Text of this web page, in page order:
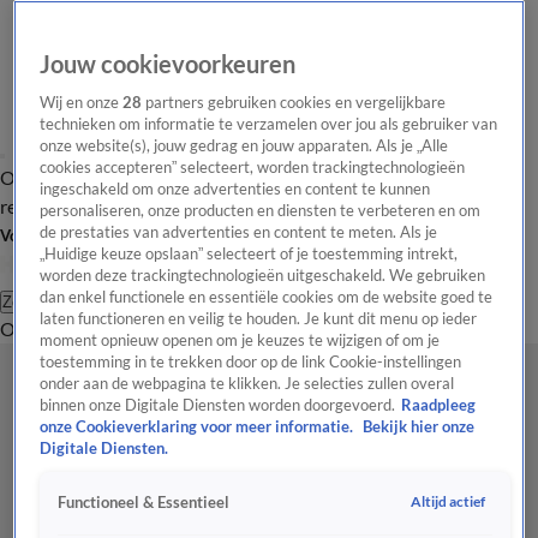
Overzicht Laatste nieuws Regionieuws Het beste van Hart
Tip de
redactie
Volg Hart van Nederland
Zoeken
OverzichtRegioUitzendingenWeerTip de redactiePanelVideo's
Jouw cookievoorkeuren
Wij en onze28 partners gebruiken cookies en vergelijkbare
technieken om informatie te verzamelen over jou als gebruiker van
onze website(s), jouw gedrag en jouw apparaten. Als je „Alle
cookies accepteren” selecteert, worden trackingtechnologieën
ingeschakeld om onze advertenties en content te kunnen
personaliseren, onze producten en diensten te verbeteren en om
de prestaties van advertenties en content te meten. Als je
„Huidige keuze opslaan” selecteert of je toestemming intrekt,
worden deze trackingtechnologieën uitgeschakeld. We gebruiken
dan enkel functionele en essentiële cookies om de website goed te
laten functioneren en veilig te houden. Je kunt dit menu op ieder
moment opnieuw openen om je keuzes te wijzigen of om je
toestemming in te trekken door op de link Cookie-instellingen
onder aan de webpagina te klikken. Je selecties zullen overal
binnen onze Digitale Diensten worden doorgevoerd. Raadpleeg
onze Cookieverklaring voor meer informatie.
Bekijk hier onze
Digitale Diensten.
Functioneel & Essentieel Altijd actief